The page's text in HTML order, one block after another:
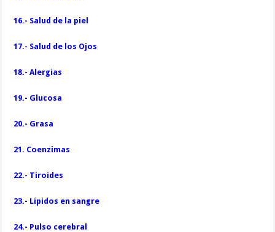
16.- Salud de la piel
17.- Salud de los Ojos
18.- Alergias
19.- Glucosa
20.- Grasa
21. Coenzimas
22.- Tiroides
23.- Lípidos en sangre
24.- Pulso cerebral